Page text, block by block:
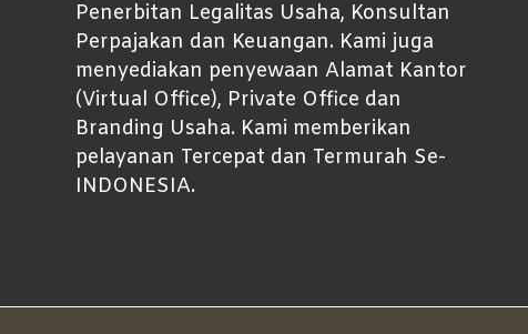
Penerbitan Legalitas Usaha, Konsultan
Perpajakan dan Keuangan. Kami juga
menyediakan penyewaan Alamat Kantor
(Virtual Office), Private Office dan
Branding Usaha. Kami memberikan
pelayanan Tercepat dan Termurah Se-
INDONESIA.